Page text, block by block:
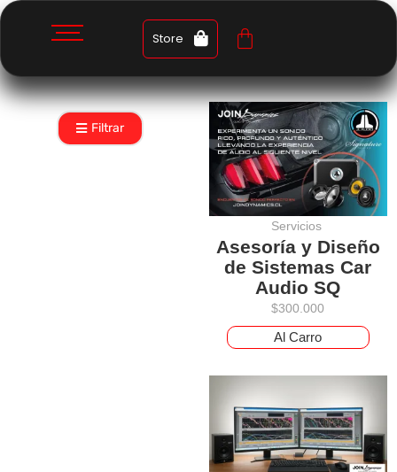
Store
Filtrar
Servicios
Asesoría y Diseño
de Sistemas Car
Audio SQ
$300.000
Al Carro